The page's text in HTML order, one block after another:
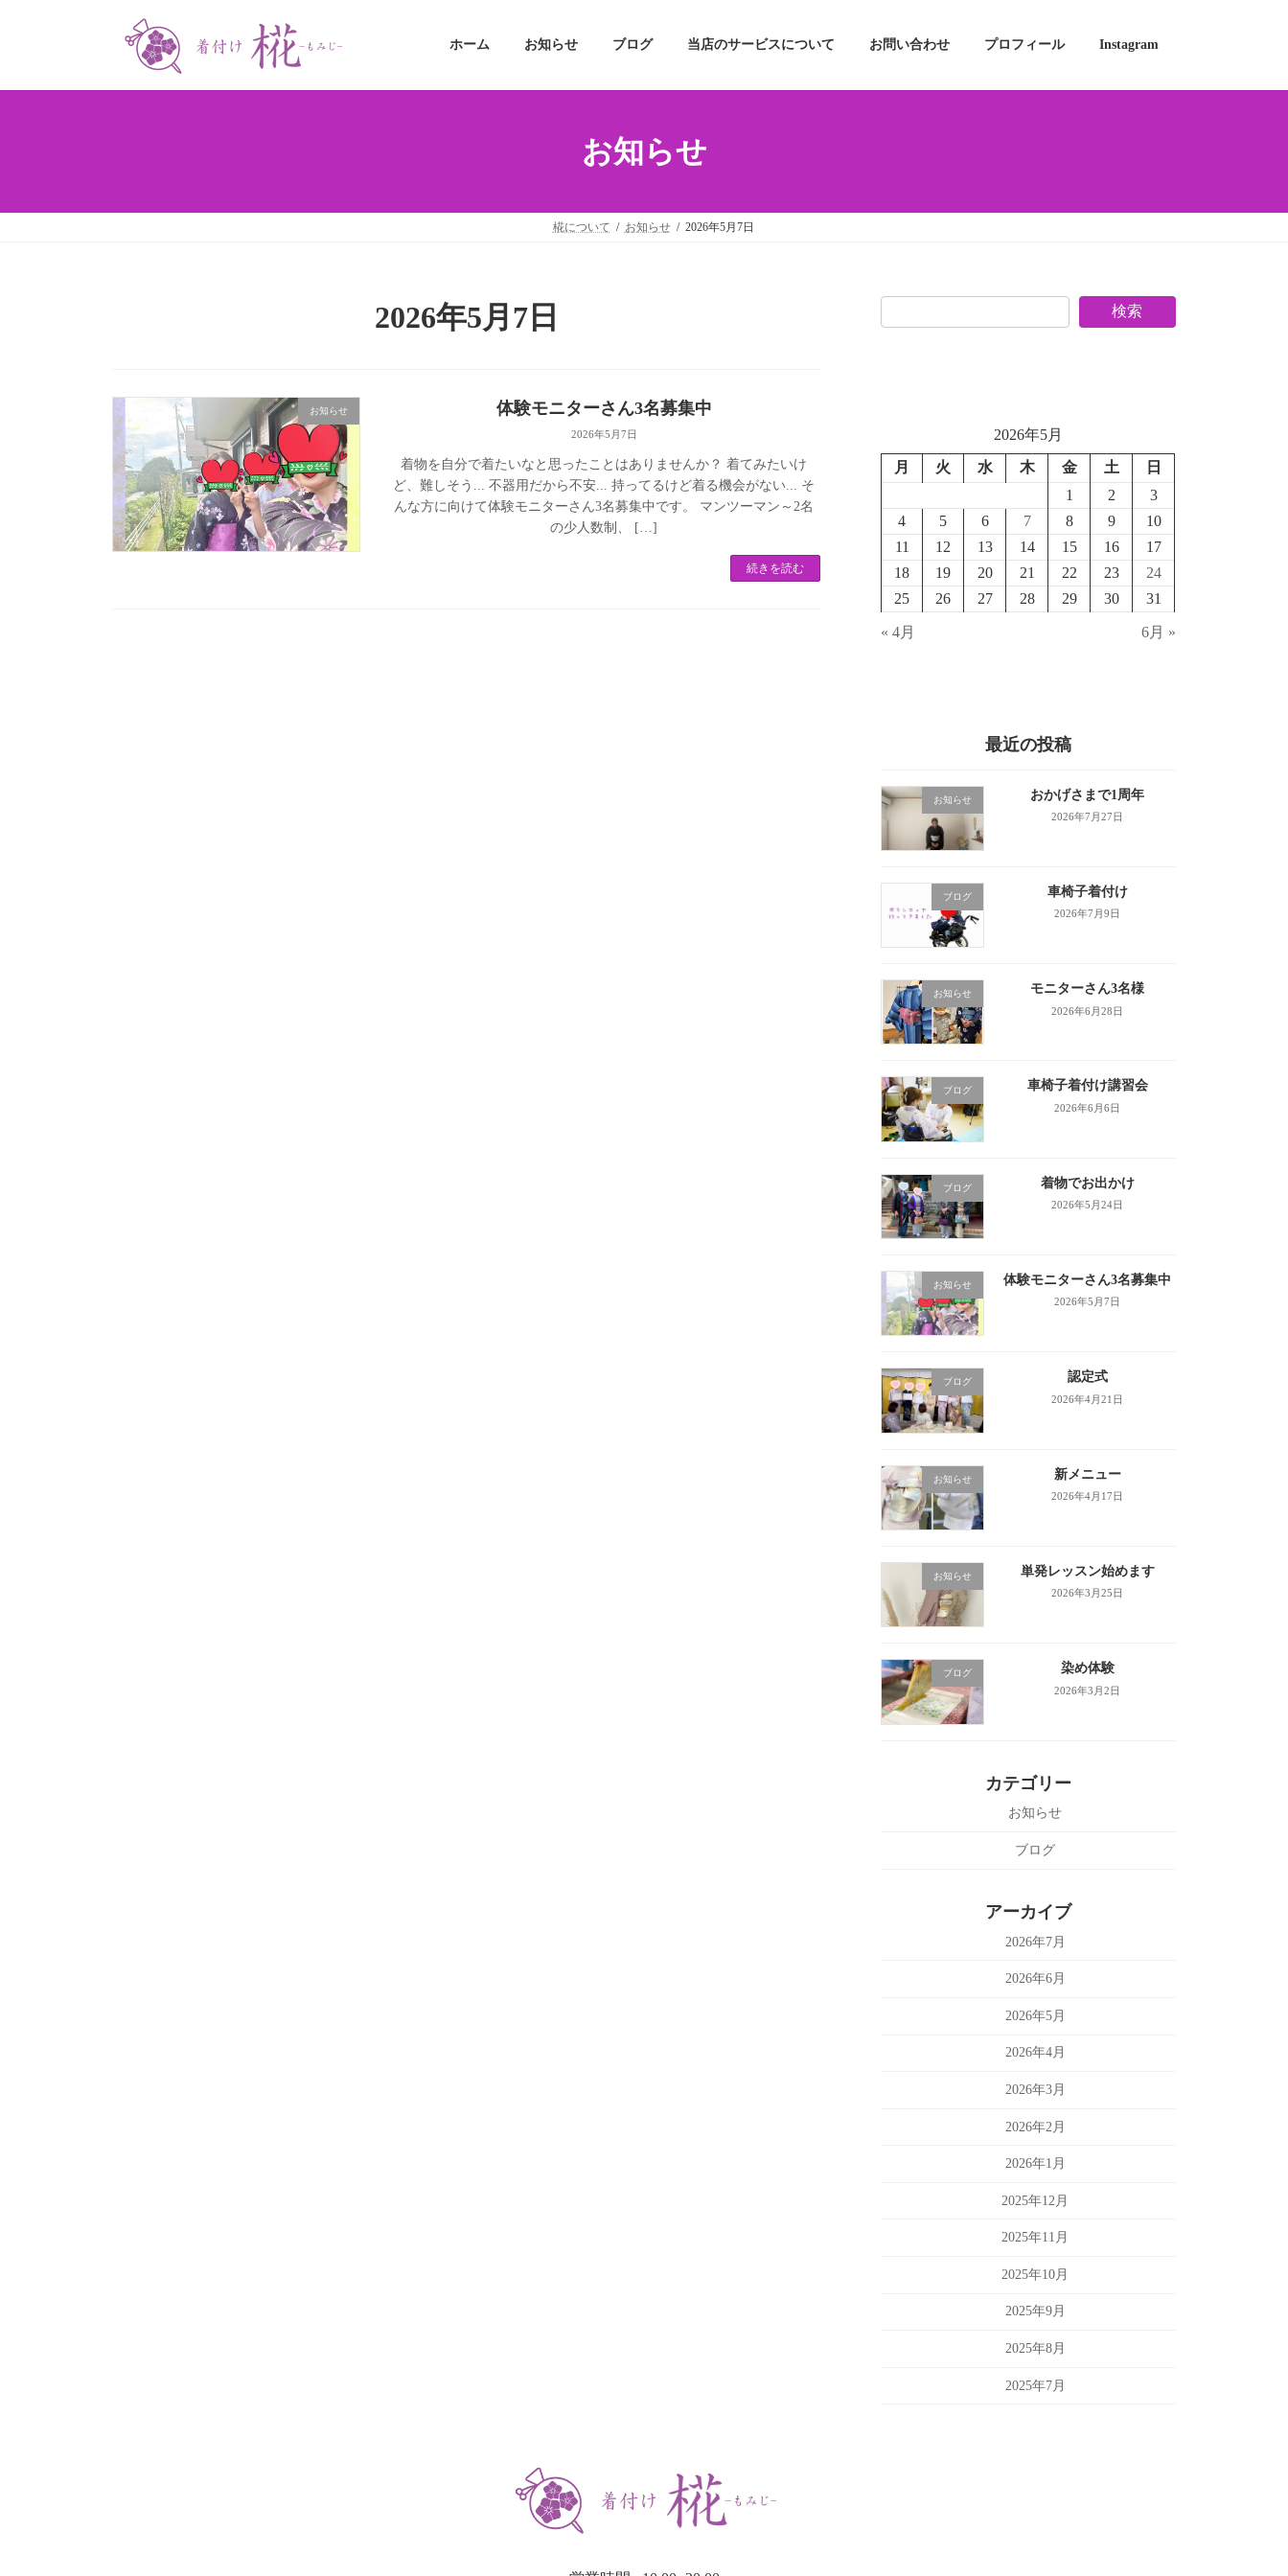
テ
ツ
キ
ッ
ゲ
シ
に
移
ホーム お知らせ ブログ 当店のサービスについて お問い合わせ プロフィール Instagram
お知らせ
椛について お知らせ 2026年5月7日
2026年5月7日
お知らせ 体験モニターさん3名募集中
2026年5月7日
着物を自分で着たいなと思ったことはありませんか？ 着てみたいけ
ど、難しそう... 不器用だから不安... 持ってるけど着る機会がない... そ
んな方に向けて体験モニターさん3名募集中です。 マンツーマン～2名
の少人数制、 […]
続きを読む
検索
2026年5月
月
火 水 木 金 土
日
1
2
3
4
5 6 7 8 9
10
11
12 13 14 15 16
17
18
19 20 21 22 23
24
25
26 27 28 29 30 31
« 4月 6月 »
最近の投稿
お知らせ おかげさまで1周年
2026年7月27日
ブログ 車椅子着付け
2026年7月9日
お知らせ モニターさん3名様
2026年6月28日
ブログ 車椅子着付け講習会
2026年6月6日
ブログ 着物でお出かけ
2026年5月24日
お知らせ 体験モニターさん3名募集中
2026年5月7日
ブログ 認定式
2026年4月21日
お知らせ 新メニュー
2026年4月17日
お知らせ 単発レッスン始めます
2026年3月25日
ブログ 染め体験
2026年3月2日
カテゴリー
お知らせ
ブログ
アーカイブ
2026年7月
2026年6月
2026年5月
2026年4月
2026年3月
2026年2月
2026年1月
2025年12月
2025年11月
2025年10月
2025年9月
2025年8月
2025年7月